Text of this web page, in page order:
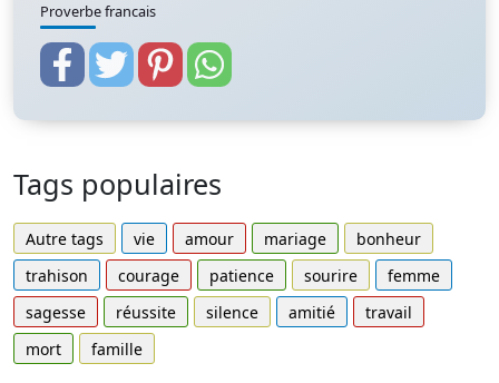
Proverbe francais
Tags populaires
Autre tags vie amour mariage
bonheur
trahison
courage patience sourire
femme
sagesse
réussite silence amitié
travail
mort
famille